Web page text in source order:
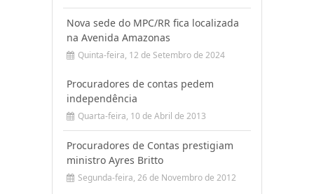
Nova sede do MPC/RR fica localizada
na Avenida Amazonas
Quinta-feira, 12 de Setembro de 2024
Procuradores de contas pedem
independência
Quarta-feira, 10 de Abril de 2013
Procuradores de Contas prestigiam
ministro Ayres Britto
Segunda-feira, 26 de Novembro de 2012